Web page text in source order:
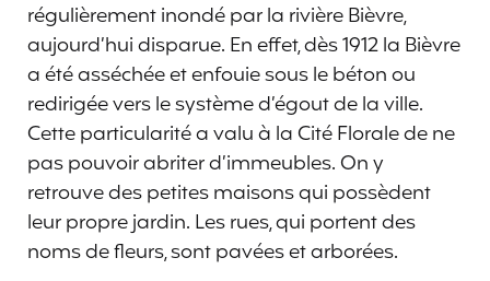
régulièrement inondé par la rivière Bièvre,
aujourd’hui disparue. En effet, dès 1912 la Bièvre
a été asséchée et enfouie sous le béton ou
redirigée vers le système d’égout de la ville.
Cette particularité a valu à la Cité Florale de ne
pas pouvoir abriter d’immeubles. On y
retrouve des petites maisons qui possèdent
leur propre jardin. Les rues, qui portent des
noms de fleurs, sont pavées et arborées.